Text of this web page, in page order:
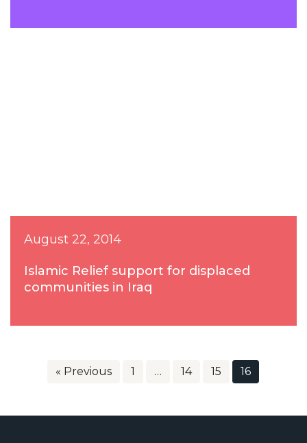
August 22, 2014
Islamic Relief support for displaced
communities in Iraq
« Previous 1 … 14 15 16